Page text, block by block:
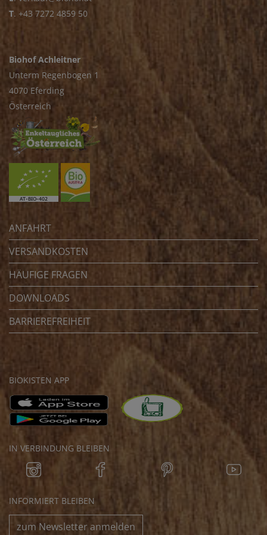
T. +43 7272 4859 50
Biohof Achleitner
Unterm Regenbogen 1
4070 Eferding
Österreich
ANFAHRT
VERSANDKOSTEN
HÄUFIGE FRAGEN
DOWNLOADS
BARRIEREFREIHEIT
BIOKISTEN APP
IN VERBINDUNG BLEIBEN
INFORMIERT BLEIBEN
zum Newsletter anmelden